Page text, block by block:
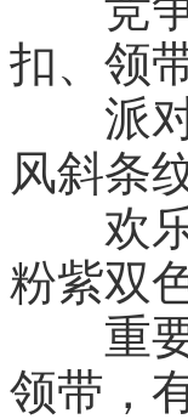
扣、领
派对
风斜条
欢乐
粉紫双
重要
领带，